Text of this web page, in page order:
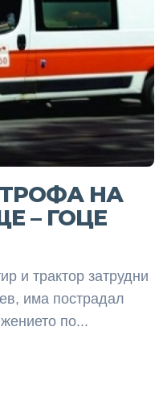
НА
– ГОЦЕ
и трактор затрудни
има пострадал
по...